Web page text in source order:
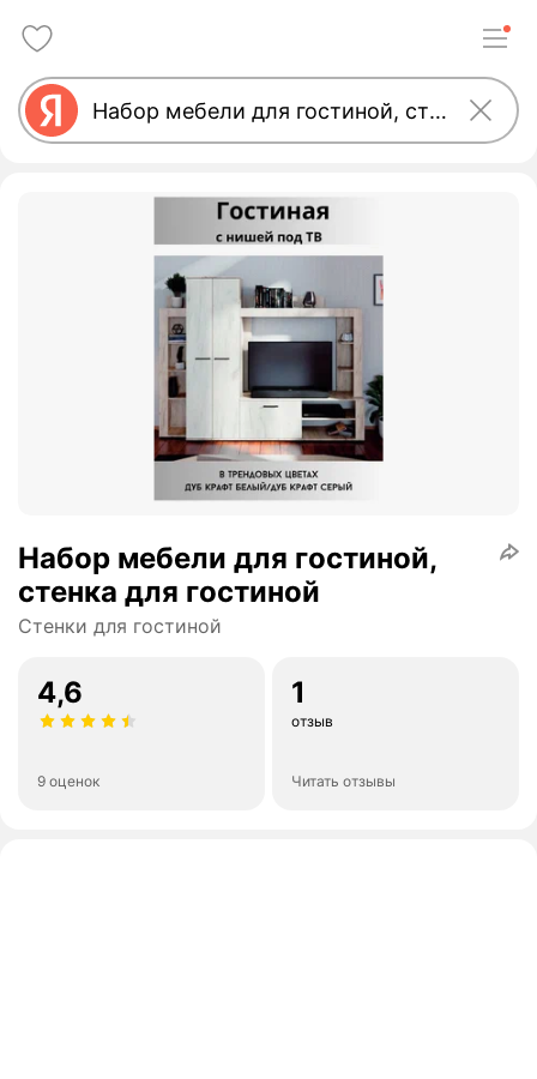
Набор мебели для гостиной,
стенка для гостиной
Стенки для гостиной
4,6
9 оценок
1
отзыв
Читать отзывы